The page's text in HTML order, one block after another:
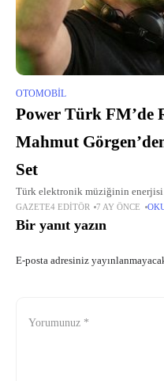
OTOMOBIL
Power Türk FM’de
Mahmut
Set
Türk elektronik müziğinin enerjisi
GAZETE4 EDITÖR 7 AY ÖNCE
Bir yanıt yazın
E-posta adresiniz